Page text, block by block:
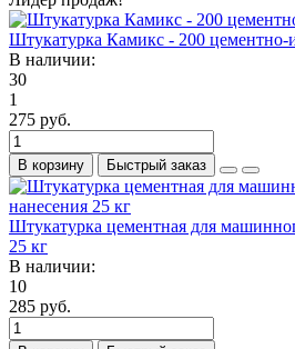
Штукатурка Камикс - 200 цементно-
В наличии:
30
1
275 руб.
В корзину Быстрый заказ
Штукатурка цементная для
25 кг
В наличии:
10
285 руб.